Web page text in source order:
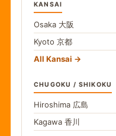
KANSAI
Osaka 大阪
Kyoto 京都
All Kansai
CHUGOKU / SHIKOKU
Hiroshima 広島
Kagawa 香川